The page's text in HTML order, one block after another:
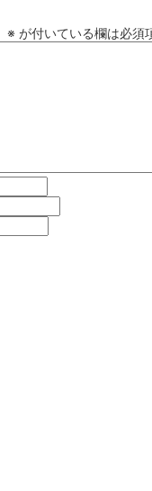
※ が付いている欄は必須